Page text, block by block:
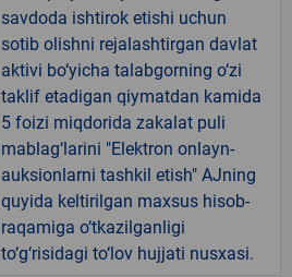
savdoda ishtirok etishi uchun
sotib olishni rejalashtirgan davlat
aktivi bo‘yicha talabgorning o‘zi
taklif etadigan qiymatdan kamida
5 foizi miqdorida zakalat puli
mablag‘larini "Elektron onlayn-
auksionlarni tashkil etish" AJning
quyida keltirilgan maxsus hisob-
raqamiga o‘tkazilganligi
to‘g‘risidagi to‘lov hujjati nusxasi.